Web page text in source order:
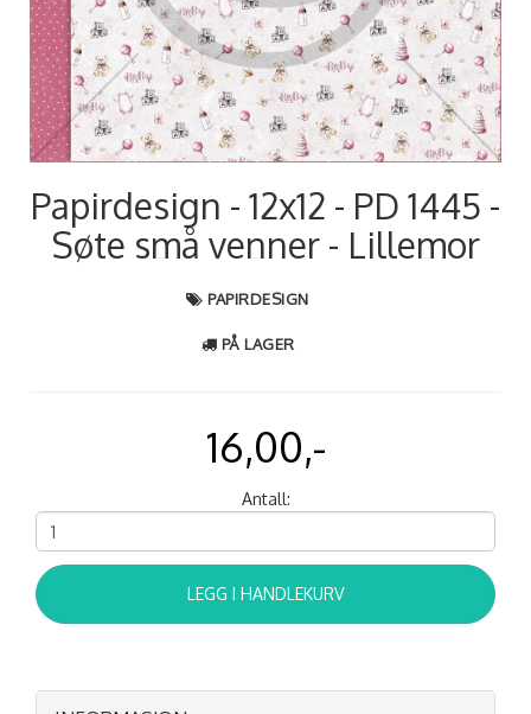
Papirdesign - 12x12 - PD 1445 -
Søte små venner - Lillemor
PAPIRDESIGN
PÅ LAGER
16,00,-
Antall:
LEGG I HANDLEKURV